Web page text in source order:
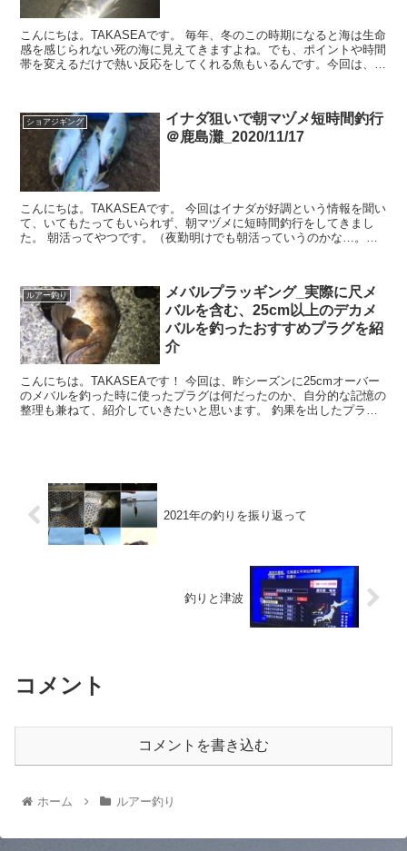
こんにちは。TAKASEAです。 毎年、冬のこの時期になると海は生命
感を感じられない死の海に見えてきますよね。でも、ポイントや時間
帯を変えるだけで熱い反応をしてくれる魚もいるんです。今回は、
ショアジギング
イナダ狙いで朝マヅメ短時間釣行
＠鹿島灘_2020/11/17
こんにちは。TAKASEAです。 今回はイナダが好調という情報を聞い
て、いてもたってもいられず、朝マヅメに短時間釣行をしてきまし
た。 朝活ってやつです。（夜勤明けでも朝活っていうのかな…。）
ルアー釣り
メバルプラッギング_実際に尺メ
バルを含む、25cm以上のデカメ
バルを釣ったおすすめプラグを紹
介
こんにちは。TAKASEAです！ 今回は、昨シーズンに25cmオーバー
のメバルを釣った時に使ったプラグは何だったのか、自分的な記憶の
整理も兼ねて、紹介していきたいと思います。 釣果を出したプラグ
2021年の釣りを振り返って
釣りと津波
コメント
コメントを書き込む
ホーム ルアー釣り